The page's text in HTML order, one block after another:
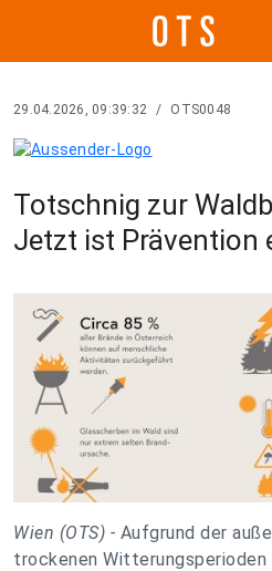
29.04.2026, 09:39:32 / OTS0048
Totschnig zur
Jetzt ist Prävention
Wien (OTS) - Aufgrund der
trockenen